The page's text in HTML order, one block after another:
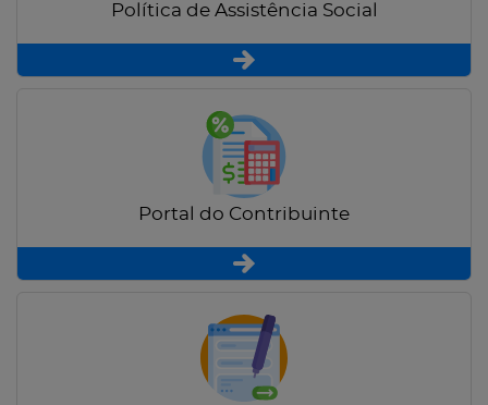
Política de Assistência Social
Portal do Contribuinte